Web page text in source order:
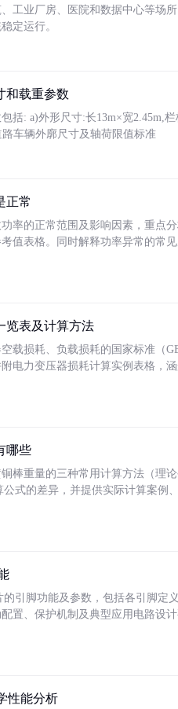
工业厂房、医院和数据中心等场
定运行。
和载重参数
括: a)外形尺寸:长13m×宽2.45m,
车辆外廓尺寸及轴荷限值标准
正常
率的正常范围及影响因素，重点
值表格。同时解释功率异常的常
览表及计算方法
载损耗、负载损耗的国家标准（
电力变压器损耗计算实例表格，
哪些
棒重量的三种常用计算方法（理
公式的差异，并提供实际计算案
的引脚功能及参数，包括各引脚
置、保护机制及典型应用电路设
性能分析